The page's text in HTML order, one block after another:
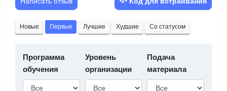
Новые Первые Лучшие Худшие Со статусом
Программа
обучения
Уровень
организации
Подача
материала